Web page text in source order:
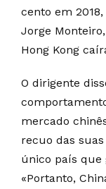
cento em
Jorge
Hong Kong
O dirigente
mercado
recuo das
único país que
«Portanto,